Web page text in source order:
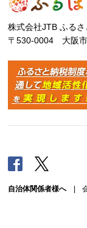
株式会社JTB ふる
〒530-0004 大阪市
Facebook
自治体関係者様へ|